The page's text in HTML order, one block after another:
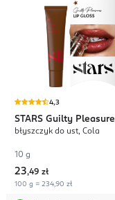
4,3
STARS Guilty Pleasure
błyszczyk do ust, Cola
10 g
23,49 zł
100 g = 234,90 zł